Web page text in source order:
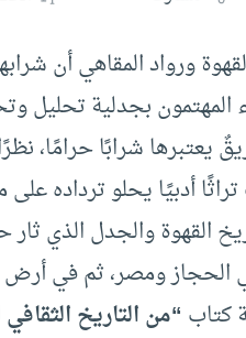
ورواد المقاهي أن
بجدلية تحليل
يعتبرها شرابًا حرامًا،
أدبيًا يحلو ترداده
القهوة والجدل الذي ثار
الحجاز ومصر، ثم في أرض
كتاب “من التاريخ